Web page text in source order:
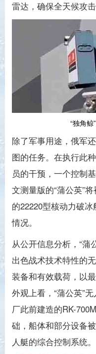
雷达，确保全天候攻击
“独角
除了军事用途，俄军
图的任务。在执行此
员的干预，一个控制
文测量版的“蒲公英”
的22220型核动力破
情况。
从公开信息分析，“蒲
出色战术技术特性的
装备和有效载荷，以
外观上看，“蒲公英”
厂此前建造的RK-
础，船体和部分设备
人艇的综合控制系统。